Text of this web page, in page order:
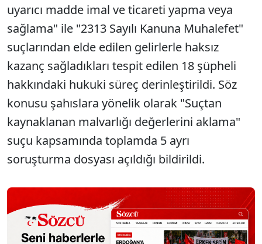
uyarıcı madde imal ve ticareti yapma veya
sağlama" ile "2313 Sayılı Kanuna Muhalefet"
suçlarından elde edilen gelirlerle haksız
kazanç sağladıkları tespit edilen 18 şüpheli
hakkındaki hukuki süreç derinleştirildi. Söz
konusu şahıslara yönelik olarak "Suçtan
kaynaklanan malvarlığı değerlerini aklama"
suçu kapsamında toplamda 5 ayrı
soruşturma dosyası açıldığı bildirildi.